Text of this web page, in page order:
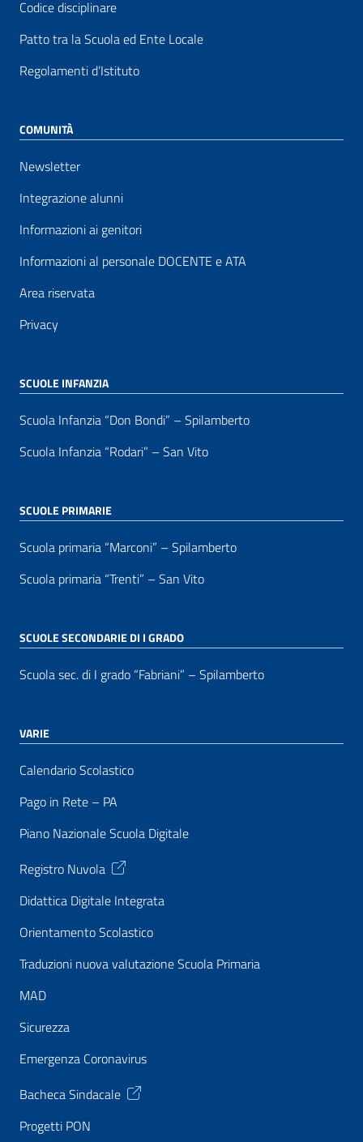
Codice disciplinare
Patto tra la Scuola ed Ente Locale
Regolamenti d’Istituto
COMUNITÀ
Newsletter
Integrazione alunni
Informazioni ai genitori
Informazioni al personale DOCENTE e ATA
Area riservata
Privacy
SCUOLE INFANZIA
Scuola Infanzia “Don Bondi” – Spilamberto
Scuola Infanzia “Rodari” – San Vito
SCUOLE PRIMARIE
Scuola primaria “Marconi” – Spilamberto
Scuola primaria “Trenti” – San Vito
SCUOLE SECONDARIE DI I GRADO
Scuola sec. di I grado “Fabriani” – Spilamberto
VARIE
Calendario Scolastico
Pago in Rete – PA
Piano Nazionale Scuola Digitale
Registro Nuvola
Didattica Digitale Integrata
Orientamento Scolastico
Traduzioni nuova valutazione Scuola Primaria
MAD
Sicurezza
Emergenza Coronavirus
Bacheca Sindacale
Progetti PON